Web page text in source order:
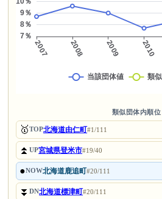
類似団体内順位
🥇TOP北海道由仁町#1/111
⏫UP宮城県登米市#19/40
●NOW北海道鹿追町#20/111
⏬DN北海道標津町#20/111